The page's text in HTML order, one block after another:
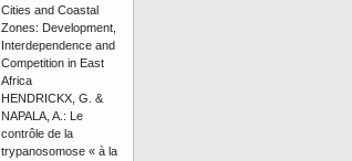
Cities and Coastal
Zones: Development,
Interdependence and
Competition in East
Africa
HENDRICKX, G. &
NAPALA, A.: Le
contrôle de la
trypanosomose « à la